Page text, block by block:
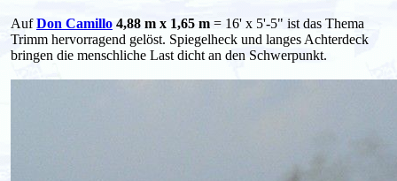
AufDon Camillo 4,88 m x 1,65 m = 16' x 5'-5" ist das Thema
Trimm hervorragend gelöst. Spiegelheck und langes Achterdeck
bringen die menschliche Last dicht an den Schwerpunkt.